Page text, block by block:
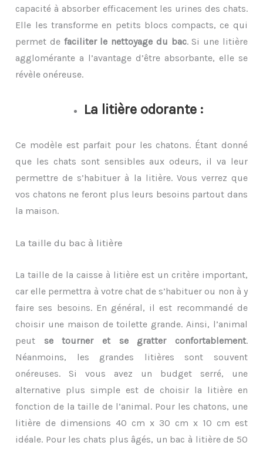
capacité à absorber efficacement les urines des chats.
Elle les transforme en petits blocs compacts, ce qui
permet de faciliter le nettoyage du bac. Si une litière
agglomérante a l’avantage d’être absorbante, elle se
révèle onéreuse.
La litière odorante :
Ce modèle est parfait pour les chatons. Étant donné
que les chats sont sensibles aux odeurs, il va leur
permettre de s’habituer à la litière. Vous verrez que
vos chatons ne feront plus leurs besoins partout dans
la maison.
La taille du bac à litière
La taille de la caisse à litière est un critère important,
car elle permettra à votre chat de s’habituer ou non à y
faire ses besoins. En général, il est recommandé de
choisir une maison de toilette grande. Ainsi, l’animal
peut se tourner et se gratter confortablement.
Néanmoins, les grandes litières sont souvent
onéreuses. Si vous avez un budget serré, une
alternative plus simple est de choisir la litière en
fonction de la taille de l’animal. Pour les chatons, une
litière de dimensions 40 cm x 30 cm x 10 cm est
idéale. Pour les chats plus âgés, un bac à litière de 50